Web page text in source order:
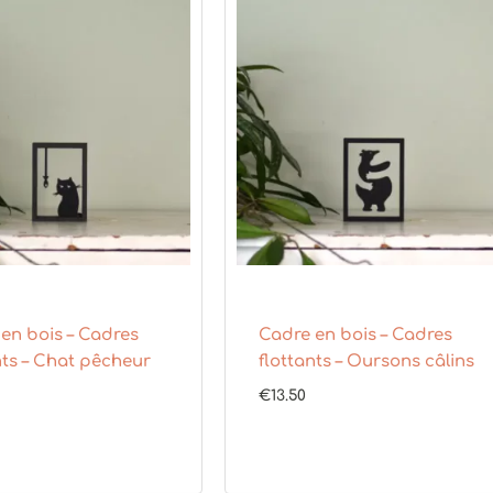
bois – Cadres
– Chat pêcheur
Cadre en bois – Cadres
flottants – Oursons câlins
€13.50